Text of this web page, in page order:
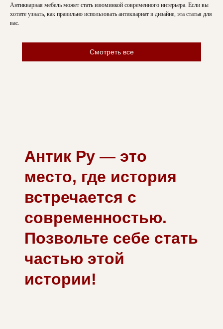
Антикварная мебель может стать изюминкой современного интерьера. Если вы
хотите узнать, как правильно использовать антиквариат в дизайне, эта статья для
вас.
Смотреть все
Антик Ру — это
место, где история
встречается с
современностью.
Позвольте себе стать
частью этой
истории!